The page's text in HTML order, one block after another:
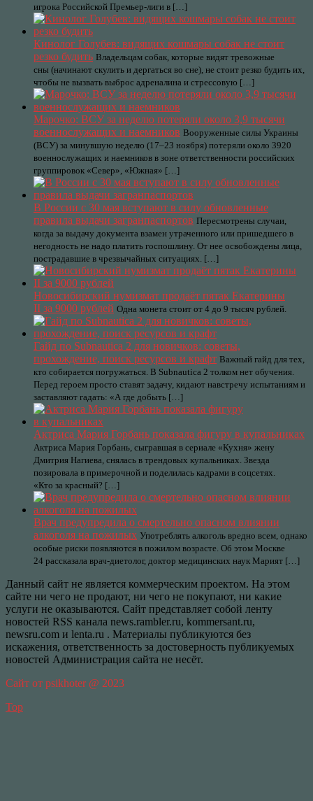
игрока Российской Премьер-лиги в […]
Кинолог Голубев: видящих кошмары собак не стоит
резко будить Владельцам собак, которые видят тревожные
сны (начинают скулить и дергаться во сне), не стоит резко будить их,
чтобы не вызвать выброс адреналина и стрессовую […]
Марочко: ВСУ за неделю потеряли около 3,9 тысячи
военнослужащих и наемников Вооруженные силы Украины
(ВСУ) за минувшую неделю (17–23 ноября) потеряли около 3920
военнослужащих и наемников в зоне ответственности российских
группировок «Север», «Южная» […]
В России с 30 мая вступают в силу обновленные
правила выдачи загранпаспортов Пересмотрены случаи,
когда за выдачу документа взамен утраченного или пришедшего в
негодность не надо платить госпошлину. От нее освобождены лица,
пострадавшие в чрезвычайных ситуациях. […]
Новосибирский нумизмат продаёт пятак Екатерины
II за 9000 рублей Одна монета стоит от 4 до 9 тысяч рублей.
Гайд по Subnautica 2 для новичков: советы,
прохождение, поиск ресурсов и крафт Важный гайд для тех,
кто собирается погружаться. В Subnautica 2 толком нет обучения.
Перед героем просто ставят задачу, кидают навстречу испытаниям и
заставляют гадать: «А где добыть […]
Актриса Мария Горбань показала фигуру в купальниках
Актриса Мария Горбань, сыгравшая в сериале «Кухня» жену
Дмитрия Нагиева, снялась в трендовых купальниках. Звезда
позировала в примерочной и поделилась кадрами в соцсетях.
«Кто за красный? […]
Врач предупредила о смертельно опасном влиянии
алкоголя на пожилых Употреблять алкоголь вредно всем, однако
особые риски появляются в пожилом возрасте. Об этом Москве
24 рассказала врач-диетолог, доктор медицинских наук Марият […]
Данный сайт не является коммерческим проектом. На этом
сайте ни чего не продают, ни чего не покупают, ни какие
услуги не оказываются. Сайт представляет собой ленту
новостей RSS канала news.rambler.ru, kommersant.ru,
newsru.com и lenta.ru . Материалы публикуются без
искажения, ответственность за достоверность публикуемых
новостей Администрация сайта не несёт.
Сайт от psikhoter @ 2023
Top